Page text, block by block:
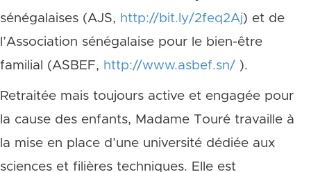
sénégalaises (AJS, http://bit.ly/2feq2Aj) et de
l’Association sénégalaise pour le bien-être
familial (ASBEF, http://www.asbef.sn/ ).
Retraitée mais toujours active et engagée pour
la cause des enfants, Madame Touré travaille à
la mise en place d’une université dédiée aux
sciences et filières techniques. Elle est